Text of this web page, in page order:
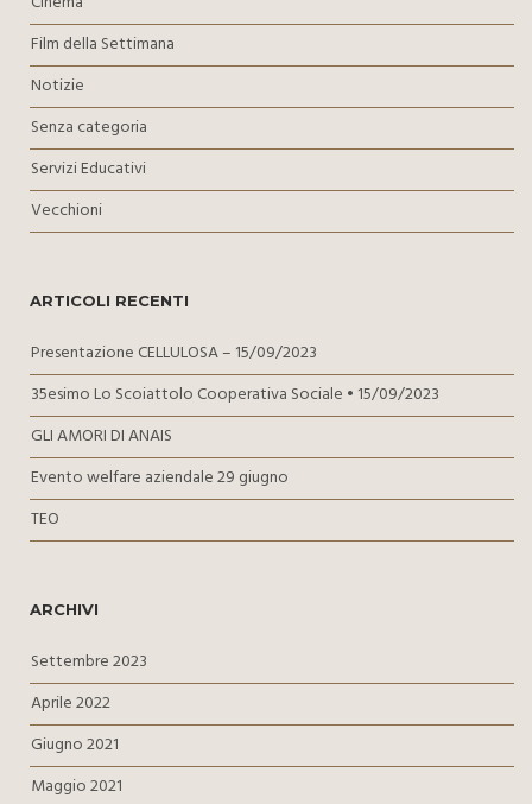
Film della Settimana
Notizie
Senza categoria
Servizi Educativi
Vecchioni
ARTICOLI RECENTI
Presentazione CELLULOSA – 15/09/2023
35esimo Lo Scoiattolo Cooperativa Sociale • 15/09/2023
GLI AMORI DI ANAIS
Evento welfare aziendale 29 giugno
TEO
ARCHIVI
Settembre 2023
Aprile 2022
Giugno 2021
Maggio 2021